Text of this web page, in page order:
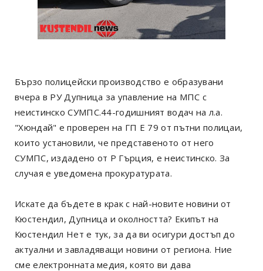
Бързо полицейски производство е образувани
вчера в РУ Дупница за упавление на МПС с
неистинско СУМПС.44-годишният водач на л.а.
"Хюндай" е проверен на ГП Е 79 от пътни полицаи,
които установили, че представеното от него
СУМПС, издадено от Р Гърция, е неистинско. За
случая е уведомена прокуратурата.
Искате да бъдете в крак с най-новите новини от
Кюстендил, Дупница и околността? Екипът на
Кюстендил Нет е тук, за да ви осигури достъп до
актуални и завладяващи новини от региона. Ние
сме електронната медия, която ви дава